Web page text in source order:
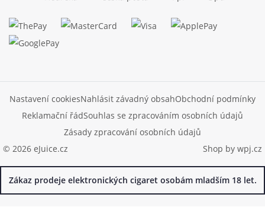
© 2026 eJuice.cz
Nastavení cookiesNahlásit závadný obsahObchodní podmínky
Reklamační řádSouhlas se zpracováním osobních údajů
Zásady zpracování osobních údajů
Shop by wpj.cz
Zákaz prodeje elektronických cigaret osobám mladším 18 let.